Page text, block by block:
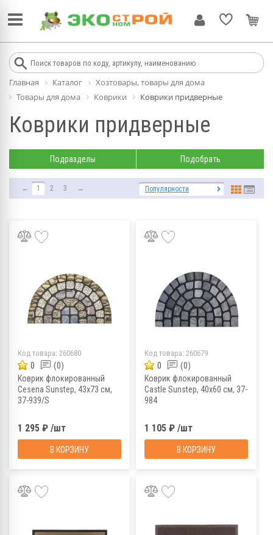
Главная Каталог
Хозтовары, товары для дома
Товары для дома
Коврики Коврики придверные
Коврики придверные
Подразделы Подобрать
← 1 2 3 → Популярности
Код товара: 260680
0 (0)
Коврик флокированный
Cesena Sunstep, 43х73 см,
37-939/S
1 295 ₽ /шт
В КОРЗИНУ
Код товара: 260679
0 (0)
Коврик флокированный
Castle Sunstep, 40х60 см, 37-
984
1 105 ₽ /шт
В КОРЗИНУ